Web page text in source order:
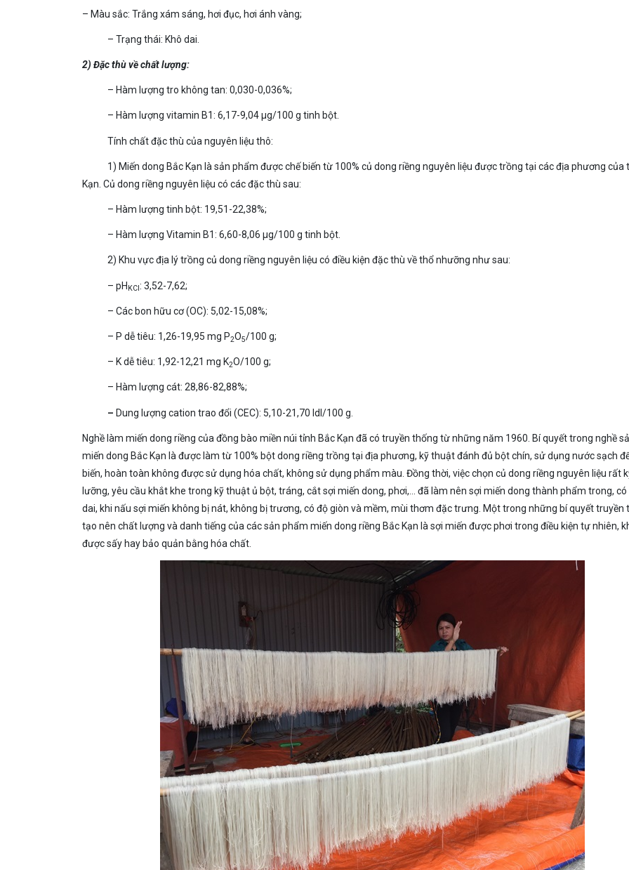
– Màu sắc: Trắng xám sáng, hơi đục, hơi ánh vàng;
– Trạng thái: Khô dai.
2) Đặc thù về chất lượng:
– Hàm lượng tro không tan: 0,030-0,036%;
– Hàm lượng vitamin B1: 6,17-9,04 µg/100 g tinh bột.
Tính chất đặc thù của nguyên liệu thô:
1) Miến dong Bắc Kạn là sản phẩm được chế biến từ 100% củ dong riềng nguyên liệu được trồng tại các địa phương của
Kạn. Củ dong riềng nguyên liệu có các đặc thù sau:
– Hàm lượng tinh bột: 19,51-22,38%;
– Hàm lượng Vitamin B1: 6,60-8,06 µg/100 g tinh bột.
2) Khu vực địa lý trồng củ dong riềng nguyên liệu có điều kiện đặc thù về thổ nhưỡng như sau:
– pH KCl : 3,52-7,62;
– Các bon hữu cơ (OC): 5,02-15,08%;
– P dễ tiêu: 1,26-19,95 mg P2O5/100 g;
– K dễ tiêu: 1,92-12,21 mg K2O/100 g;
– Hàm lượng cát: 28,86-82,88%;
– Dung lượng cation trao đổi (CEC): 5,10-21,70 ldl/100 g.
Nghề làm miến dong riềng của đồng bào miền núi tỉnh Bắc Kạn đã có truyền thống từ những năm 1960. Bí quyết trong nghề
miến dong Bắc Kạn là được làm từ 100% bột dong riềng trồng tại địa phương, kỹ thuật đánh đủ bột chín, sử dụng nước sạch
biến, hoàn toàn không được sử dụng hóa chất, không sử dụng phẩm màu. Đồng thời, việc chọn củ dong riềng nguyên liệu rất
lưỡng, yêu cầu khắt khe trong kỹ thuật ủ bột, tráng, cắt sợi miến dong, phơi,… đã làm nên sợi miến dong thành phẩm trong, có
dai, khi nấu sợi miến không bị nát, không bị trương, có độ giòn và mềm, mùi thơm đặc trưng. Một trong những bí quyết truyền
tạo nên chất lượng và danh tiếng của các sản phẩm miến dong riềng Bắc Kạn là sợi miến được phơi trong điều kiện tự nhiên,
được sấy hay bảo quản bằng hóa chất.